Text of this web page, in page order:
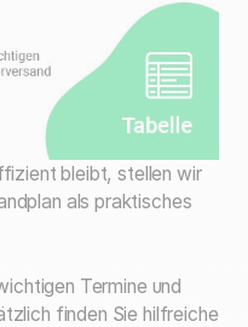
bleibt, stellen wir
als praktisches
Termine und
finden Sie hilfreiche